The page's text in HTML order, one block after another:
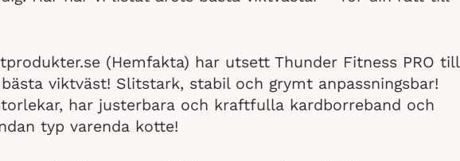
(Hemfakta) har utsett Thunder Fitness PRO till
viktväst! Slitstark, stabil och grymt anpassningsbar!
har justerbara och kraftfulla kardborreband och
typ varenda kotte!